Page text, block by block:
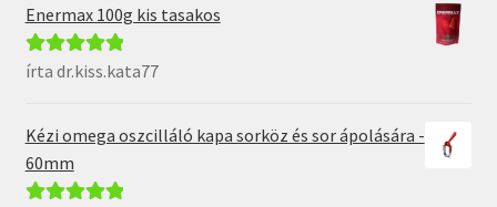
Enermax 100g kis tasakos
Értékelés:5 /
írta dr.kiss.kata77
Kézi omega oszcilláló kapa sorköz és sor ápolására -
60mm